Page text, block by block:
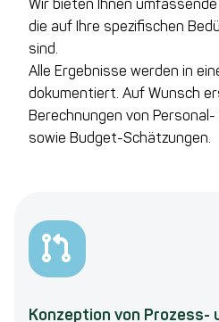
Wir bieten Ihnen
die auf Ihre spezifischen
sind.
Alle Ergebnisse werden in
dokumentiert. Auf Wunsch
Berechnungen von
sowie Budget-Schätzungen.
Konzeption von